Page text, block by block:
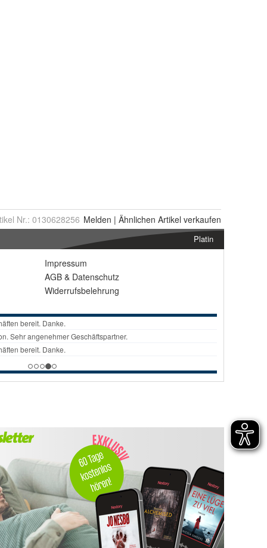
Nr.: 0130628256 Melden | Ähnlichen Artikel verkaufen
Platin
Impressum
AGB & Datenschutz
Widerrufsbelehrung